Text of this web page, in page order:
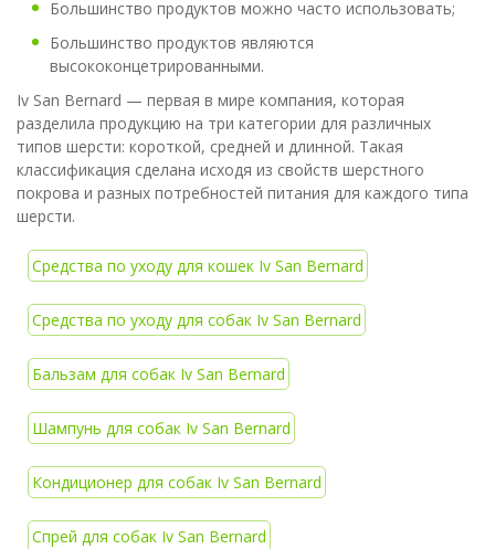
Большинство продуктов можно часто использовать;
Большинство продуктов являются
высококонцетрированными.
Iv San Bernard — первая в мире компания, которая
разделила продукцию на три категории для различных
типов шерсти: короткой, средней и длинной. Такая
классификация сделана исходя из свойств шерстного
покрова и разных потребностей питания для каждого типа
шерсти.
Средства по уходу для кошек Iv San Bernard
Средства по уходу для собак Iv San Bernard
Бальзам для собак Iv San Bernard
Шампунь для собак Iv San Bernard
Кондиционер для собак Iv San Bernard
Спрей для собак Iv San Bernard